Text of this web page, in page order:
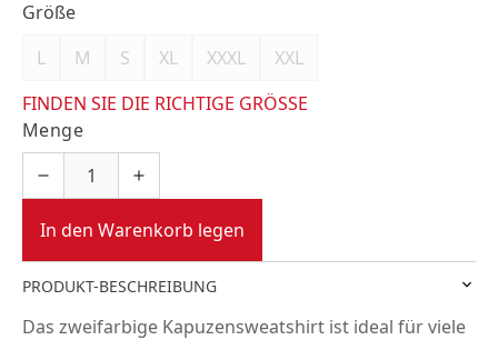
Größe
L
M S XL XXXL
XXL
FINDEN SIE DIE RICHTIGE GRÖSSE
Menge
In den Warenkorb legen
PRODUKT-BESCHREIBUNG
Das zweifarbige Kapuzensweatshirt ist ideal für viele